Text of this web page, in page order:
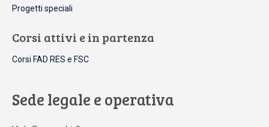
Progetti speciali
Corsi attivi e in partenza
Corsi FAD RES e FSC
Sede legale e operativa